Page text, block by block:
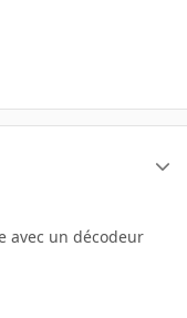
avec un décodeur